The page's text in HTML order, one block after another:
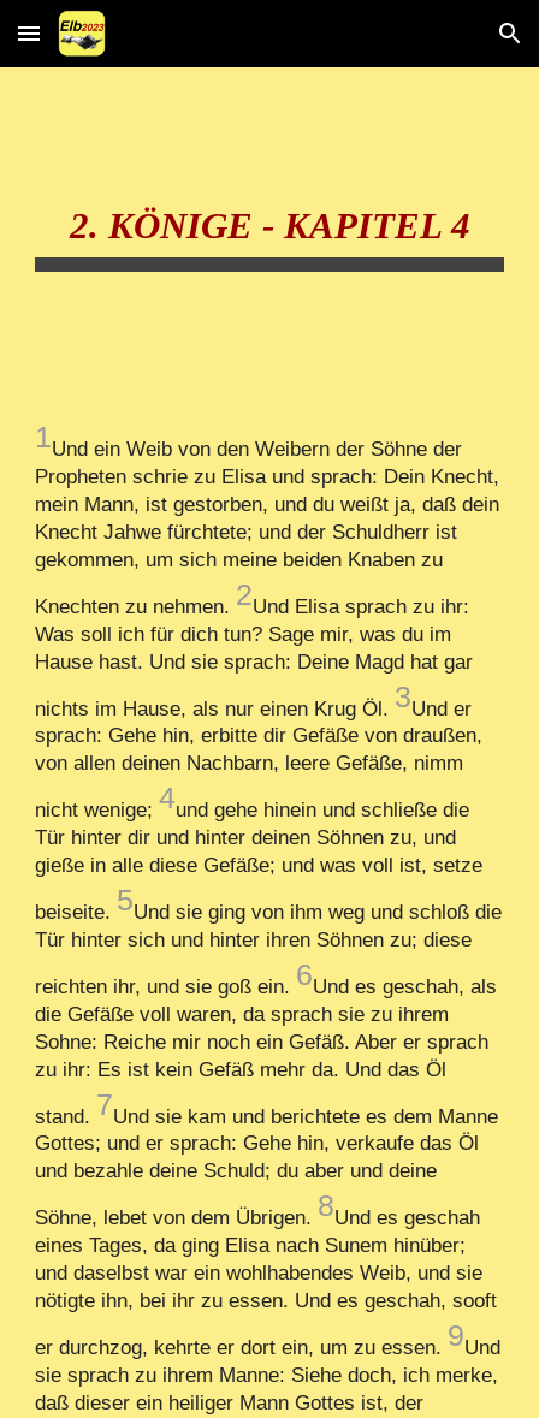
Skip to main content Skip to navigation
2. KÖNIGE - KAPITEL 4
1Und ein Weib von den Weibern der Söhne der
Propheten schrie zu Elisa und sprach: Dein Knecht,
mein Mann, ist gestorben, und du weißt ja, daß dein
Knecht Jahwe fürchtete; und der Schuldherr ist
gekommen, um sich meine beiden Knaben zu
Knechten zu nehmen. 2Und Elisa sprach zu ihr:
Was soll ich für dich tun? Sage mir, was du im
Hause hast. Und sie sprach: Deine Magd hat gar
nichts im Hause, als nur einen Krug Öl. 3Und er
sprach: Gehe hin, erbitte dir Gefäße von draußen,
von allen deinen Nachbarn, leere Gefäße, nimm
nicht wenige;4und gehe hinein und schließe die
Tür hinter dir und hinter deinen Söhnen zu, und
gieße in alle diese Gefäße; und was voll ist, setze
beiseite. 5Und sie ging von ihm weg und schloß die
Tür hinter sich und hinter ihren Söhnen zu; diese
reichten ihr, und sie goß ein. 6Und es geschah, als
die Gefäße voll waren, da sprach sie zu ihrem
Sohne: Reiche mir noch ein Gefäß. Aber er sprach
zu ihr: Es ist kein Gefäß mehr da. Und das Öl
stand. 7Und sie kam und berichtete es dem Manne
Gottes; und er sprach: Gehe hin, verkaufe das Öl
und bezahle deine Schuld; du aber und deine
Söhne, lebet von dem Übrigen. 8Und es geschah
eines Tages, da ging Elisa nach Sunem hinüber;
und daselbst war ein wohlhabendes Weib, und sie
nötigte ihn, bei ihr zu essen. Und es geschah, sooft
er durchzog, kehrte er dort ein, um zu essen. 9Und
sie sprach zu ihrem Manne: Siehe doch, ich merke,
daß dieser ein heiliger Mann Gottes ist, der